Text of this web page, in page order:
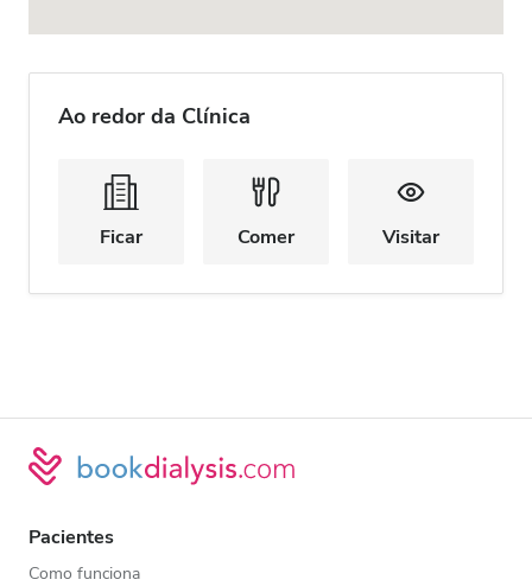
Ao redor da Clínica
Ficar Comer Visitar
Pacientes
Como funciona